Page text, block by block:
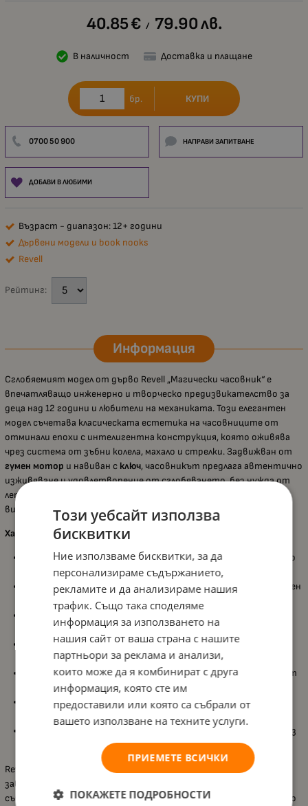
40.85€ / 79.90лв.
В наличност Доставка и плащане
бр. КУПИ
0700 50 900 НАПРАВИ ЗАПИТВАНЕ
ДОБАВИ В ЛЮБИМИ
Възраст - диапазон: 12+ години
Дървени модели и book nooks
Revell
Рейтинг:
Информация
Сглобяемият модел от дърво Revell „Магически часовник“ е
впечатляващо инженерно и творческо предизвикателство за
деца над 12 години и любители на механиката. Този елегантен
модел съчетава класическата естетика на часовниците от
отминали епохи с интелигентна конструкция, която оживява
чрез система от зъбни колела, махало и стрелки. Задвижван от
гумен мотор и навиван с ключ, часовникът предлага автентично
изживяване и удовлетворение от сглобяването, без нужда от
лепило. Лазерно изрязаните дървени елементи осигуряват
висока прецизност и приятно, плавно сглобяване.
Характеристики:
Подходящ за децанад 12 години, като развива логическото
мислене и техническите умения;
Сглобяем дървен модел на магически часовник с реалистичен
механизъм;
149 прецизно лазерно изрязани части
напасване и лесен монтаж;
Задвижване с гумен мотор, който оживява механизма без
електроника;
Навиване с ключ, наподобяващо класическите часовници от
миналото;
Система от зъбни колела, махало и стрелки, която
, всички елементи се сглобяват чрез
интелигентна конструкция.
Revell „Магически часовник“ е повече от модел – това е
завладяващо пътешествие в света на механиката, което
съчетава творчество, прецизност и удоволствието от ръчно
Този уебсайт използва
бисквитки
Ние използваме бисквитки, за да
персонализираме съдържанието,
рекламите и да анализираме нашия
трафик. Също така споделяме
информация за използването на
нашия сайт от ваша страна с нашите
партньори за реклама и анализи,
които може да я комбинират с друга
информация, която сте им
предоставили или която са събрали от
вашето използване на техните услуги.
ПРИЕМЕТЕ ВСИЧКИ
ПОКАЖЕТЕ ПОДРОБНОСТИ